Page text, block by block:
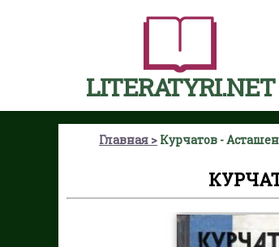
LITERATYRI.NET
Главная Курчатов -